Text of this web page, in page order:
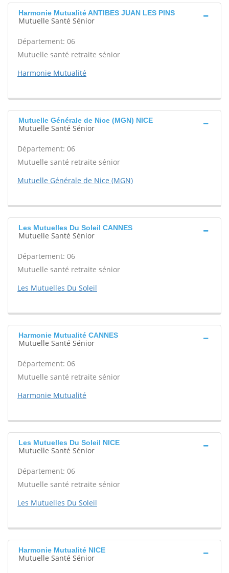
Harmonie Mutualité ANTIBES JUAN LES PINS
Mutuelle Santé Sénior
Département: 06
Mutuelle santé retraite sénior
Harmonie Mutualité
Mutuelle Générale de Nice (MGN) NICE
Mutuelle Santé Sénior
Département: 06
Mutuelle santé retraite sénior
Mutuelle Générale de Nice (MGN)
Les Mutuelles Du Soleil CANNES
Mutuelle Santé Sénior
Département: 06
Mutuelle santé retraite sénior
Les Mutuelles Du Soleil
Harmonie Mutualité CANNES
Mutuelle Santé Sénior
Département: 06
Mutuelle santé retraite sénior
Harmonie Mutualité
Les Mutuelles Du Soleil NICE
Mutuelle Santé Sénior
Département: 06
Mutuelle santé retraite sénior
Les Mutuelles Du Soleil
Harmonie Mutualité NICE
Mutuelle Santé Sénior